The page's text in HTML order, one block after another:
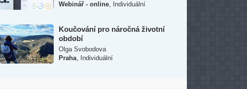
Webinář - online
Individuální
Koučování pro náročná životní
období
Olga Svobodova
Praha
Individuální